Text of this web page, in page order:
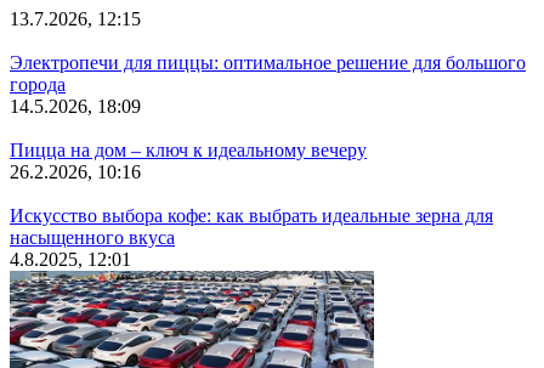
13.7.2026, 12:15
Электропечи для пиццы: оптимальное решение для большого
города
14.5.2026, 18:09
Пицца на дом – ключ к идеальному вечеру
26.2.2026, 10:16
Искусство выбора кофе: как выбрать идеальные зерна для
насыщенного вкуса
4.8.2025, 12:01